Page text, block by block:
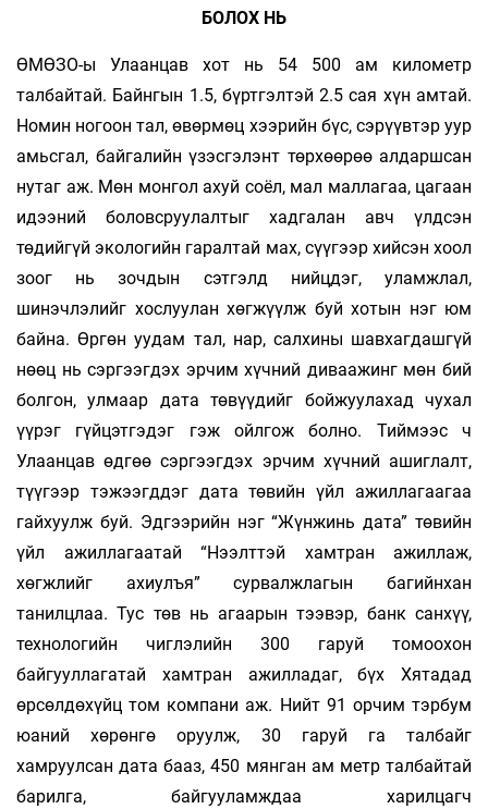
БОЛОХ НЬ
ӨМӨЗО-ы Улаанцав хот нь 54 500 ам километр
талбайтай. Байнгын 1.5, бүртгэлтэй 2.5 сая хүн амтай.
Номин ногоон тал, өвөрмөц хээрийн бүс, сэрүүвтэр уур
амьсгал, бай­галийн үзэсгэлэнт төрхөөрөө алдаршсан
нутаг аж. Мөн монгол ахуй соёл, мал маллагаа, цагаан
идээний боловсруулалтыг хадгалан авч үлдсэн
төдийгүй экологийн гаралтай мах, сүүгээр хийсэн хоол
зоог нь зочдын сэтгэлд нийцдэг, уламжлал,
шинэчлэлийг хослуулан хөгжүүлж буй хотын нэг юм
байна. Өргөн уудам тал, нар, салхины шавхагдашгүй
нөөц нь сэргээгдэх эрчим хүчний диваажинг мөн бий
болгон, улмаар дата төвүүдийг бойжуулахад чухал
үүрэг гүйцэтгэдэг гэж ойлгож болно. Тиймээс ч
Улаанцав өдгөө сэргээгдэх эрчим хүчний ашиглалт,
түүгээр тэжээгддэг дата төвийн үйл ажиллагаагаа
гайхуулж буй. Эд­гээрийн нэг “Жүнжинь дата” төвийн
үйл ажиллагаатай “Нээлттэй хамтран ажиллаж,
хөгжлийг ахиулъя” сурвалжла­гын багийнхан
танилцлаа. Тус төв нь агаарын тээвэр, банк санхүү,
технологийн чиглэлийн 300 гаруй томоохон
байгууллагатай хамтран ажилладаг, бүх Хятадад
өрсөлдөхүйц том компани аж. Нийт 91 орчим тэрбум
юаний хөрөнгө оруулж, 30 гаруй га талбайг
хамруулсан дата бааз, 450 мян­ган ам метр талбайтай
барилга, бай­гууламждаа харилцагч